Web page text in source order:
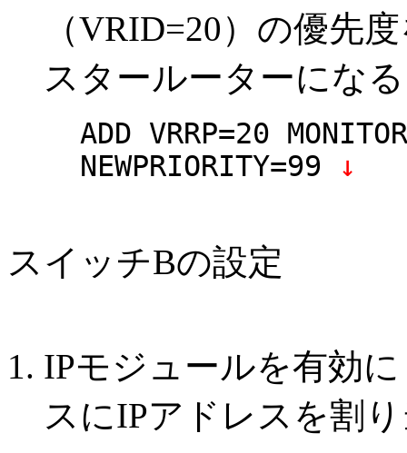
（VRID=20）の優先
スタールーターにな
ADD VRRP=20
NEWPRIORITY=99 ↓
スイッチBの設定
IPモジュールを有効
スにIPアドレスを割